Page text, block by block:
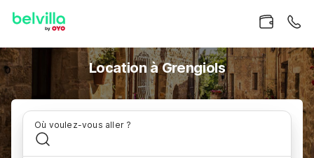
Location à Grengiols
Où voulez-vous aller ?